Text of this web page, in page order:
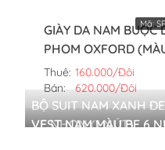
GIÀY DA NAM BUỘC
PHOM OXFORD
TRẮNG,42)
Thuê: 160.000/Đôi
Bán:
620.000/Đôi
Mã:
BỘ SUIT NAM XANH
VE NHỌN (1 NÚT)
VEST NAM MÀU BE 6